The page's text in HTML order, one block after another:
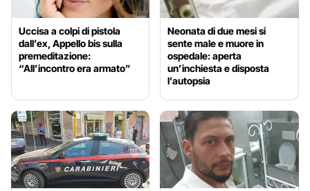
Uccisa a colpi di pistola
dall’ex, Appello bis sulla
premeditazione:
“All’incontro era armato”
Neonata di due mesi si
sente male e muore in
ospedale: aperta
un’inchiesta e disposta
l’autopsia